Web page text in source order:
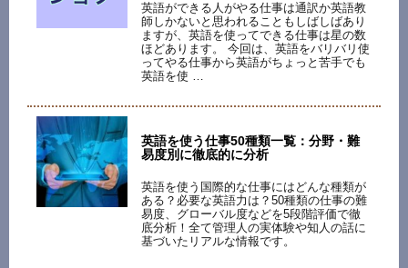
英語ができる人がやる仕事は通訳か英語教
師しかないと思われることもしばしばあり
ますが、英語を使ってできる仕事は星の数
ほどあります。 今回は、英語をバリバリ使
ってやる仕事から英語がちょっと苦手でも
英語を使 …
英語を使う仕事50種類一覧：分野・難
易度別に徹底的に分析
英語を使う国際的な仕事にはどんな種類が
ある？必要な英語力は？50種類の仕事の難
易度、グローバル度などを5段階評価で徹
底分析！全て管理人の実体験や知人の話に
基づいたリアルな情報です。